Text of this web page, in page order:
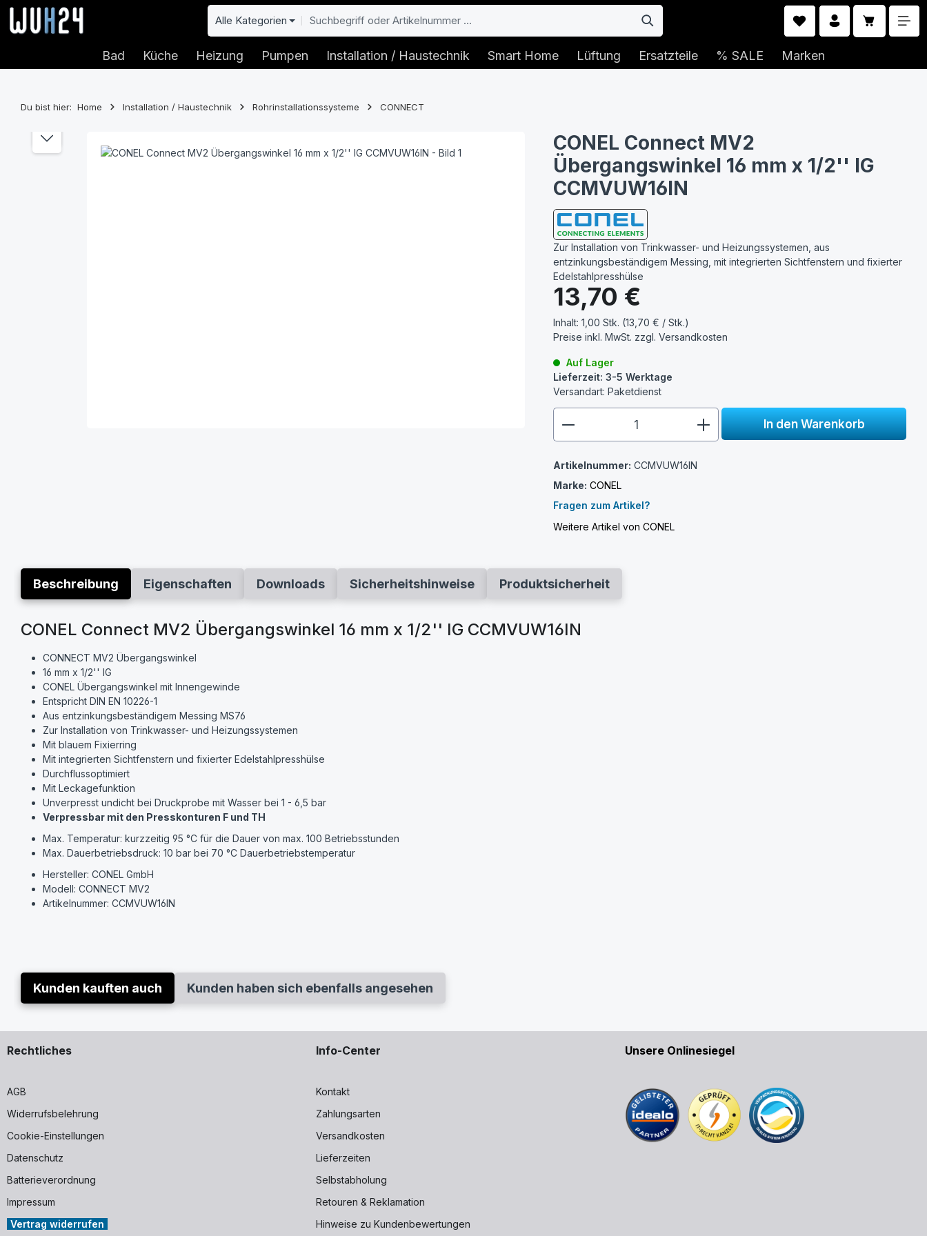
Hauptinhalt springen
Zur Suche springen
Zur Hauptnavigation springen Alle Kategorien
Bad Küche Heizung Pumpen Installation / Haustechnik Smart Home Lüftung Ersatzteile % SALE Marken
Du bist hier: Home Installation / Haustechnik Rohrinstallationssysteme CONNECT
Bildergalerie überspringen
CONEL Connect MV2
Übergangswinkel 16 mm x 1/2'' IG
CCMVUW16IN
Zur Installation von Trinkwasser- und Heizungssystemen, aus
entzinkungsbeständigem Messing, mit integrierten Sichtfenstern und fixierter
Edelstahlpresshülse
Regulärer Preis:
13,70 €
Inhalt:1,00 Stk. (13,70 € / Stk.)
Preise inkl. MwSt. zzgl.Versandkosten
Auf Lager
Lieferzeit: 3-5 Werktage
Versandart: Paketdienst
In den Warenkorb
Artikelnummer: CCMVUW16IN
Marke: CONEL
Fragen zum Artikel?
Weitere Artikel von CONEL
Beschreibung Eigenschaften Downloads Sicherheitshinweise Produktsicherheit
CONEL Connect MV2 Übergangswinkel 16 mm x 1/2'' IG CCMVUW16IN
CONNECT MV2 Übergangswinkel
16 mm x 1/2'' IG
CONEL Übergangswinkel mit Innengewinde
Entspricht DIN EN 10226-1
Aus entzinkungsbeständigem Messing MS76
Zur Installation von Trinkwasser- und Heizungssystemen
Mit blauem Fixierring
Mit integrierten Sichtfenstern und fixierter Edelstahlpresshülse
Durchflussoptimiert
Mit Leckagefunktion
Unverpresst undicht bei Druckprobe mit Wasser bei 1 - 6,5 bar
Verpressbar mit den Presskonturen F und TH
Max. Temperatur: kurzzeitig 95 °C für die Dauer von max. 100 Betriebsstunden
Max. Dauerbetriebsdruck: 10 bar bei 70 °C Dauerbetriebstemperatur
Hersteller: CONEL GmbH
Modell: CONNECT MV2
Artikelnummer: CCMVUW16IN
Kunden kauften auch Kunden haben sich ebenfalls angesehen
Rechtliches
AGB
Widerrufsbelehrung
Cookie-Einstellungen
Datenschutz
Batterieverordnung
Impressum
Vertrag widerrufen
Info-Center
Kontakt
Zahlungsarten
Versandkosten
Lieferzeiten
Selbstabholung
Retouren & Reklamation
Hinweise zu Kundenbewertungen
Unsere Onlinesiegel